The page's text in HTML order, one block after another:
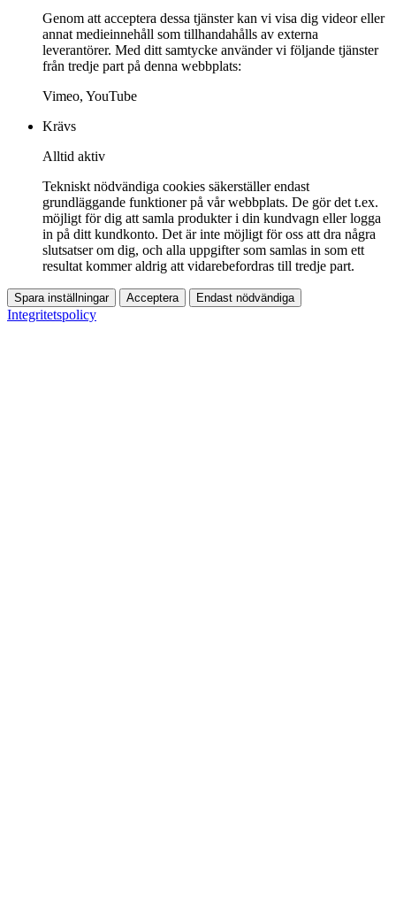
Genom att acceptera dessa tjänster kan vi visa dig videor eller
annat medieinnehåll som tillhandahålls av externa
leverantörer. Med ditt samtycke använder vi följande tjänster
från tredje part på denna webbplats:
Vimeo, YouTube
Krävs
Alltid aktiv
Tekniskt nödvändiga cookies säkerställer endast
grundläggande funktioner på vår webbplats. De gör det t.ex.
möjligt för dig att samla produkter i din kundvagn eller logga
in på ditt kundkonto. Det är inte möjligt för oss att dra några
slutsatser om dig, och alla uppgifter som samlas in som ett
resultat kommer aldrig att vidarebefordras till tredje part.
Spara inställningar Acceptera Endast nödvändiga
Integritetspolicy